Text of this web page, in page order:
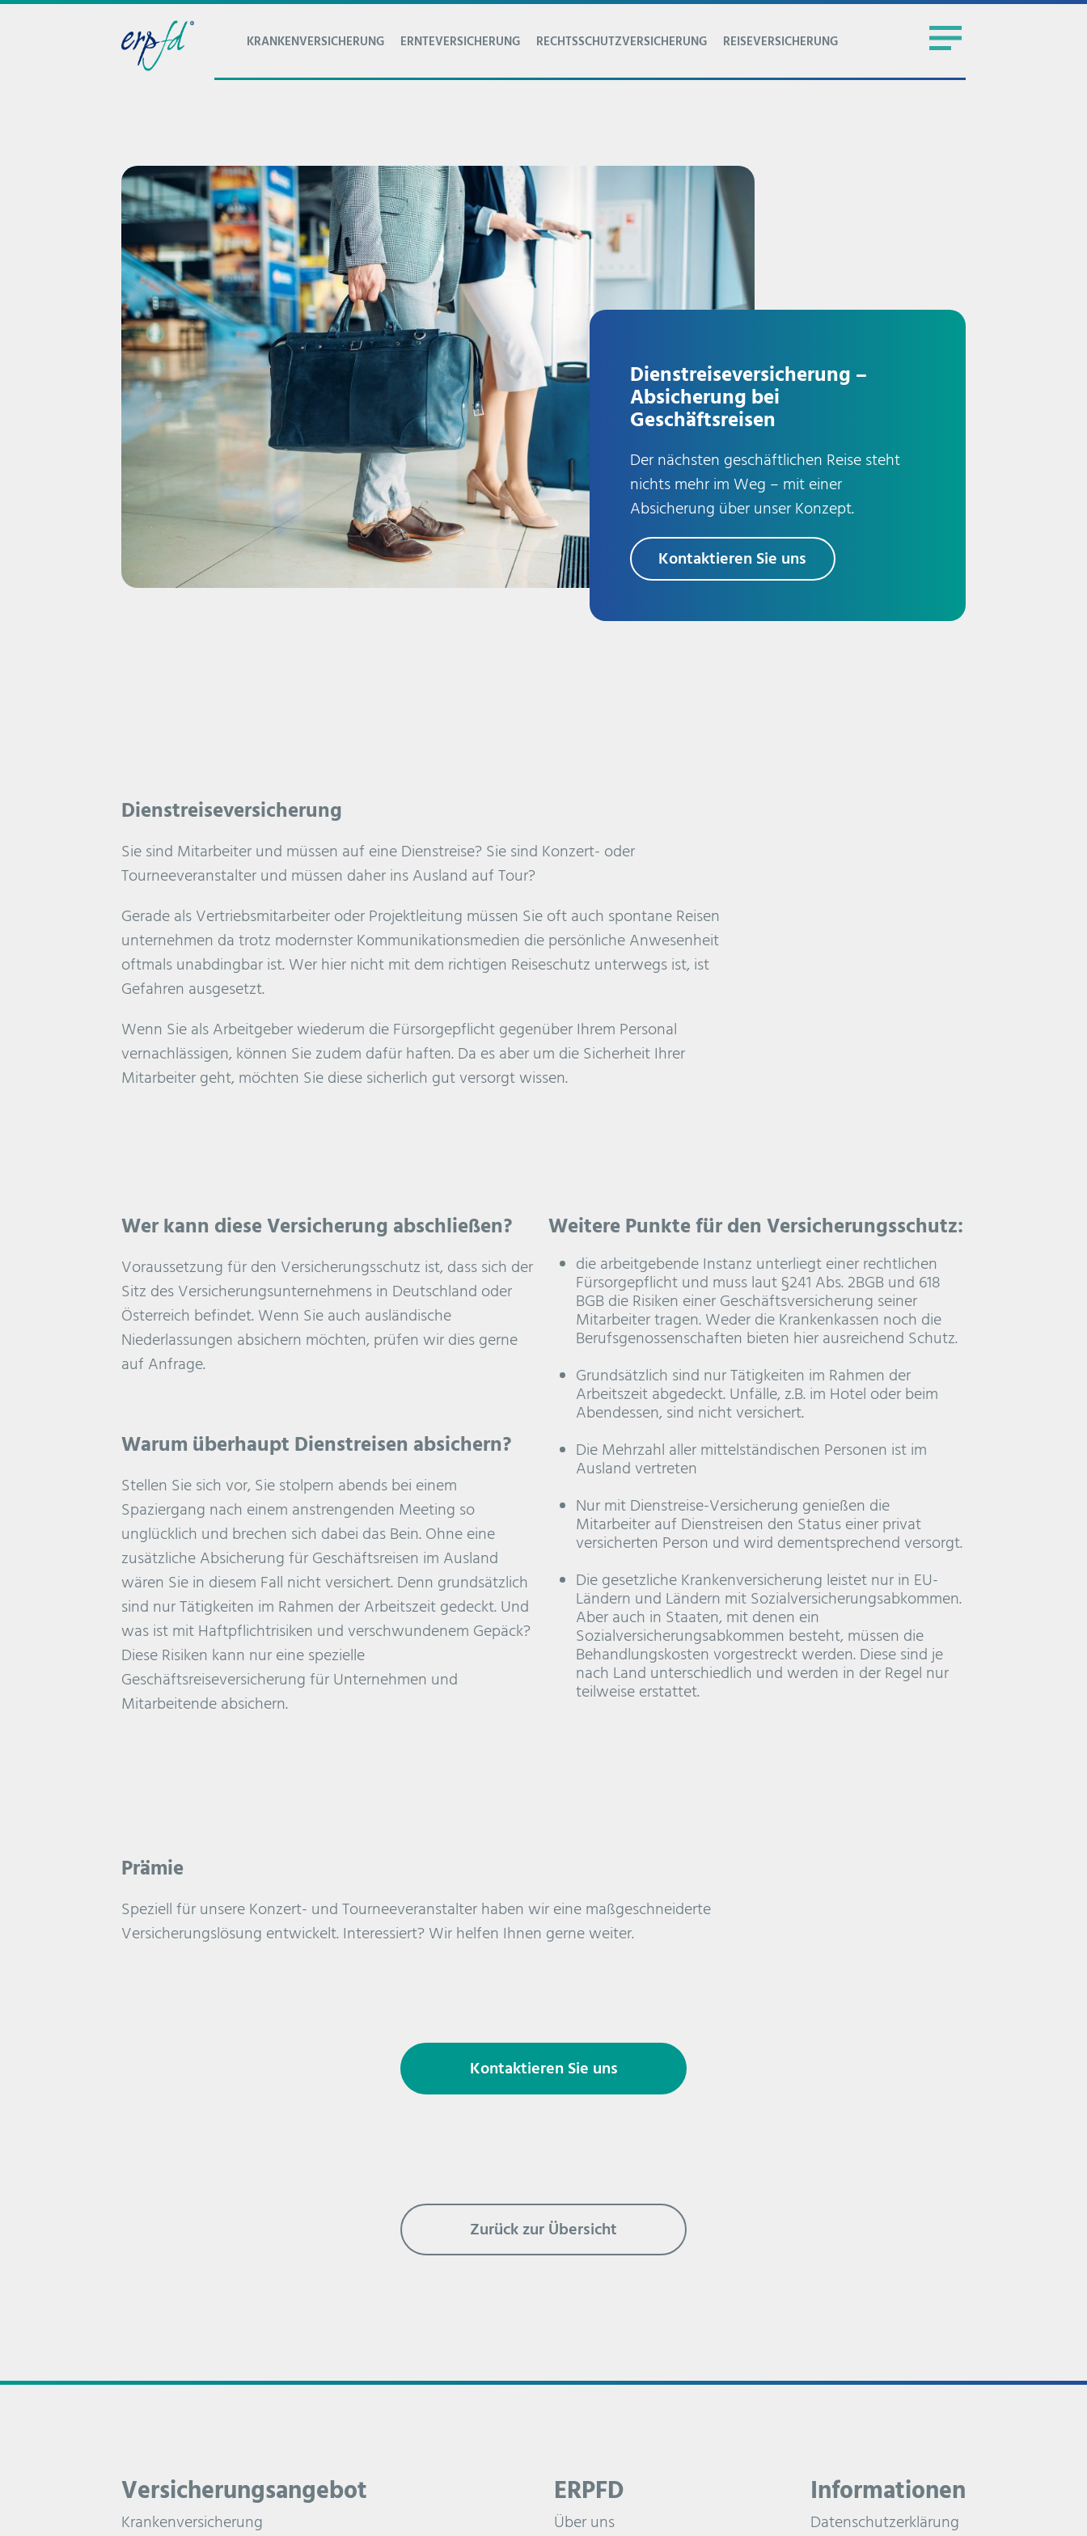
KRANKENVERSICHERUNG ERNTEVERSICHERUNG RECHTSSCHUTZVERSICHERUNG REISEVERSICHERUNG
Dienstreiseversicherung –
Absicherung bei
Geschäftsreisen
Der nächsten geschäftlichen Reise steht
nichts mehr im Weg – mit einer
Absicherung über unser Konzept.
Kontaktieren Sie uns
Dienstreiseversicherung
Sie sind Mitarbeiter und müssen auf eine Dienstreise? Sie sind Konzert- oder
Tourneeveranstalter und müssen daher ins Ausland auf Tour?
Gerade als Vertriebsmitarbeiter oder Projektleitung müssen Sie oft auch spontane Reisen
unternehmen da trotz modernster Kommunikationsmedien die persönliche Anwesenheit
oftmals unabdingbar ist. Wer hier nicht mit dem richtigen Reiseschutz unterwegs ist, ist
Gefahren ausgesetzt.
Wenn Sie als Arbeitgeber wiederum die Fürsorgepflicht gegenüber Ihrem Personal
vernachlässigen, können Sie zudem dafür haften. Da es aber um die Sicherheit Ihrer
Mitarbeiter geht, möchten Sie diese sicherlich gut versorgt wissen.
Wer kann diese Versicherung abschließen?
Voraussetzung für den Versicherungsschutz ist, dass sich der
Sitz des Versicherungsunternehmens in Deutschland oder
Österreich befindet. Wenn Sie auch ausländische
Niederlassungen absichern möchten, prüfen wir dies gerne
auf Anfrage.
Warum überhaupt Dienstreisen absichern?
Stellen Sie sich vor, Sie stolpern abends bei einem
Spaziergang nach einem anstrengenden Meeting so
unglücklich und brechen sich dabei das Bein. Ohne eine
zusätzliche Absicherung für Geschäftsreisen im Ausland
wären Sie in diesem Fall nicht versichert. Denn grundsätzlich
sind nur Tätigkeiten im Rahmen der Arbeitszeit gedeckt. Und
was ist mit Haftpflichtrisiken und verschwundenem Gepäck?
Diese Risiken kann nur eine spezielle
Geschäftsreiseversicherung für Unternehmen und
Mitarbeitende absichern.
Weitere Punkte für den Versicherungsschutz:
die arbeitgebende Instanz unterliegt einer rechtlichen
Fürsorgepflicht und muss laut §241 Abs. 2BGB und 618
BGB die Risiken einer Geschäftsversicherung seiner
Mitarbeiter tragen. Weder die Krankenkassen noch die
Berufsgenossenschaften bieten hier ausreichend Schutz.
Grundsätzlich sind nur Tätigkeiten im Rahmen der
Arbeitszeit abgedeckt. Unfälle, z.B. im Hotel oder beim
Abendessen, sind nicht versichert.
Die Mehrzahl aller mittelständischen Personen ist im
Ausland vertreten
Nur mit Dienstreise-Versicherung genießen die
Mitarbeiter auf Dienstreisen den Status einer privat
versicherten Person und wird dementsprechend versorgt.
Die gesetzliche Krankenversicherung leistet nur in EU-
Ländern und Ländern mit Sozialversicherungsabkommen.
Aber auch in Staaten, mit denen ein
Sozialversicherungsabkommen besteht, müssen die
Behandlungskosten vorgestreckt werden. Diese sind je
nach Land unterschiedlich und werden in der Regel nur
teilweise erstattet.
Prämie
Speziell für unsere Konzert- und Tourneeveranstalter haben wir eine maßgeschneiderte
Versicherungslösung entwickelt. Interessiert? Wir helfen Ihnen gerne weiter.
Kontaktieren Sie uns
Zurück zur Übersicht
Versicherungsangebot
Krankenversicherung
ERPFD
Über uns
Informationen
Datenschutzerklärung